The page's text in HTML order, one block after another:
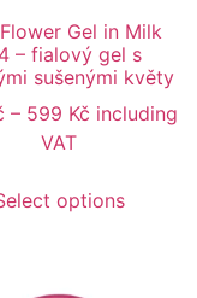
Gel in Milk
– fialový gel s
sušenými květy
– 599 Kč including
VAT
options